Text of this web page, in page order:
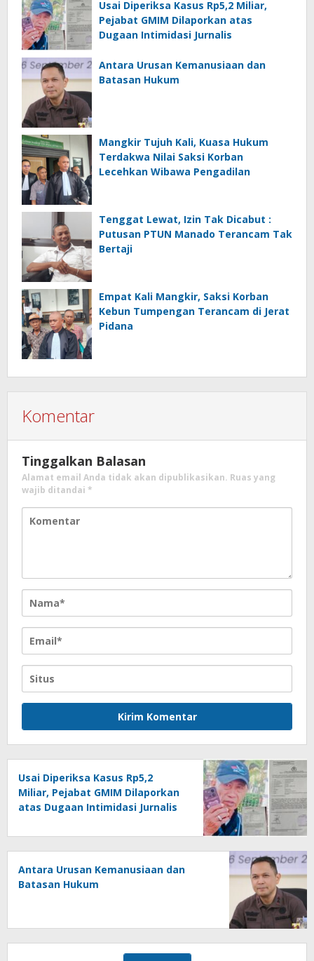
Usai Diperiksa Kasus Rp5,2 Miliar,
Pejabat GMIM Dilaporkan atas
Dugaan Intimidasi Jurnalis
Antara Urusan Kemanusiaan dan
Batasan Hukum
Mangkir Tujuh Kali, Kuasa Hukum
Terdakwa Nilai Saksi Korban
Lecehkan Wibawa Pengadilan
Tenggat Lewat, Izin Tak Dicabut :
Putusan PTUN Manado Terancam Tak
Bertaji
Empat Kali Mangkir, Saksi Korban
Kebun Tumpengan Terancam di Jerat
Komentar
Tinggalkan Balasan
Alamat email Anda tidak akan dipublikasikan. Ruas yang
wajib ditandai *
Usai Diperiksa Kasus Rp5,2
Miliar, Pejabat GMIM Dilaporkan
atas Dugaan Intimidasi Jurnalis
Antara Urusan Kemanusiaan dan
Batasan Hukum